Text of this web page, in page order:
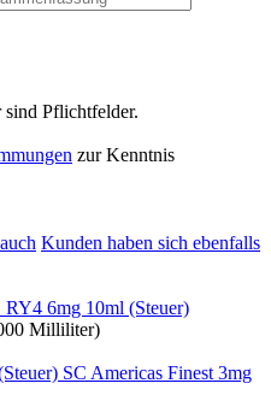
Pflichtfelder.
zur Kenntnis
Kunden haben sich ebenfalls
RY4 6mg 10ml (Steuer)
Milliliter)
SC Americas Finest 3mg